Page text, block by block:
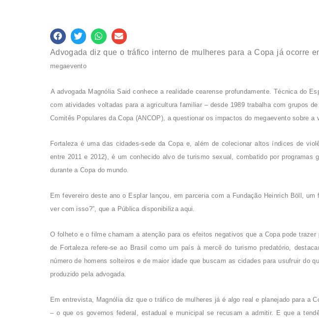
Advogada diz que o tráfico interno de mulheres para a Copa já ocorre
megaevento
A advogada Magnólia Said conhece a realidade cearense profundamente. Técnica do
com atividades voltadas para a agricultura familiar – desde 1989 trabalha com grupos
Comitês Populares da Copa (ANCOP), a questionar os impactos do megaevento sobre a
Fortaleza é uma das cidades-sede da Copa e, além de colecionar altos índices de
entre 2011 e 2012), é um conhecido alvo de turismo sexual, combatido por
durante a Copa do mundo.
Em fevereiro deste ano o Esplar lançou, em parceria com a Fundação Heinrich Böll,
ver com isso?”, que a Pública disponibiliza aqui.
O folheto e o filme chamam a atenção para os efeitos negativos que a Copa pode
de Fortaleza refere-se ao Brasil como um país à mercê do turismo predatório,
número de homens solteiros e de maior idade que buscam as cidades para usufruir do
produzido pela advogada.
Em entrevista, Magnólia diz que o tráfico de mulheres já é algo real e planejado para
– o que os governos federal, estadual e municipal se recusam a admitir. E que a